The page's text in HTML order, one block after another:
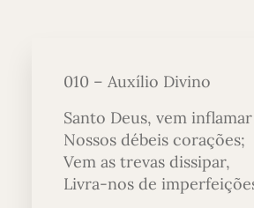
010 – Auxílio Divino
Santo Deus, vem inflamar
Nossos débeis corações;
Vem as trevas dissipar,
Livra-nos de